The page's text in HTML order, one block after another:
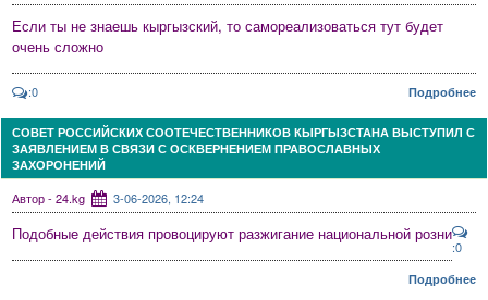
Если ты не знаешь кыргызский, то самореализоваться тут будет
очень сложно
:0 Подробнее
СОВЕТ РОССИЙСКИХ СООТЕЧЕСТВЕННИКОВ КЫРГЫЗСТАНА ВЫСТУПИЛ С
ЗАЯВЛЕНИЕМ В СВЯЗИ С ОСКВЕРНЕНИЕМ ПРАВОСЛАВНЫХ
ЗАХОРОНЕНИЙ
Автор - 24.kg 3-06-2026, 12:24
Подобные действия провоцируют разжигание национальной розни
:0
Подробнее